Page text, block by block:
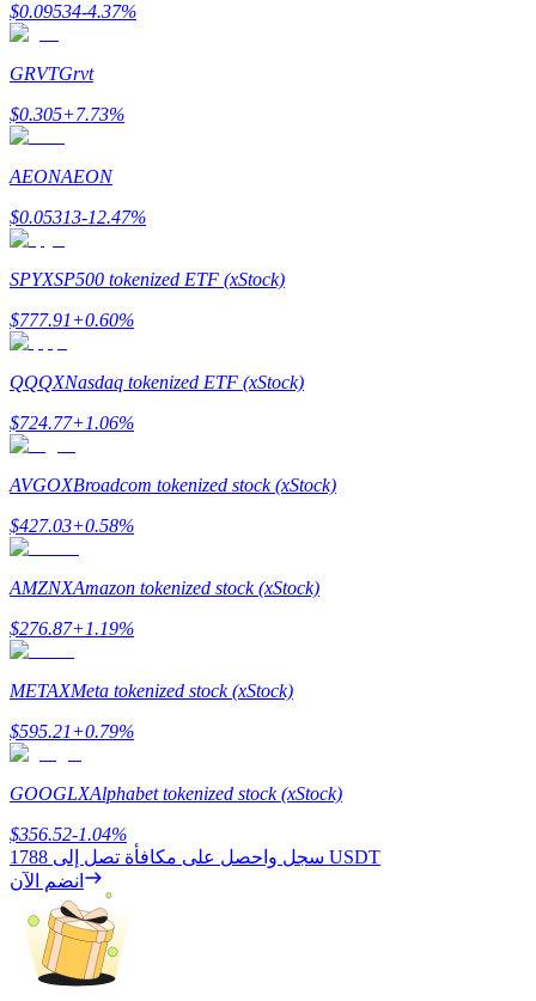
خنزير الطاقة
احصل على مكافآت تنافسية يوميًا
التوقيع المساحي
Launchpool
الرهان المرن لكسب العملات الرقمية الشهيرة
$0.09534-4.37%
GRVTGrvt
$0.305+7.73%
AEONAEON
$0.05313-12.47%
SPYXSP500 tokenized ETF (xStock)
$777.91+0.60%
QQQXNasdaq tokenized ETF (xStock)
$724.77+1.06%
AVGOXBroadcom tokenized stock (xStock)
$427.03+0.58%
AMZNXAmazon tokenized stock (xStock)
$276.87+1.19%
METAXMeta tokenized stock (xStock)
$595.21+0.79%
GOOGLXAlphabet tokenized stock (xStock)
$356.52-1.04%
سجل واحصل على مكافأة تصل إلى 1788 USDT
انضم الآن